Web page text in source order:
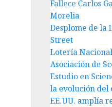
Fallece Carlos
Morelia
Desplome de la
Street
Lotería
Asociación de
Estudio en
la evolución del
EE.UU. amplía